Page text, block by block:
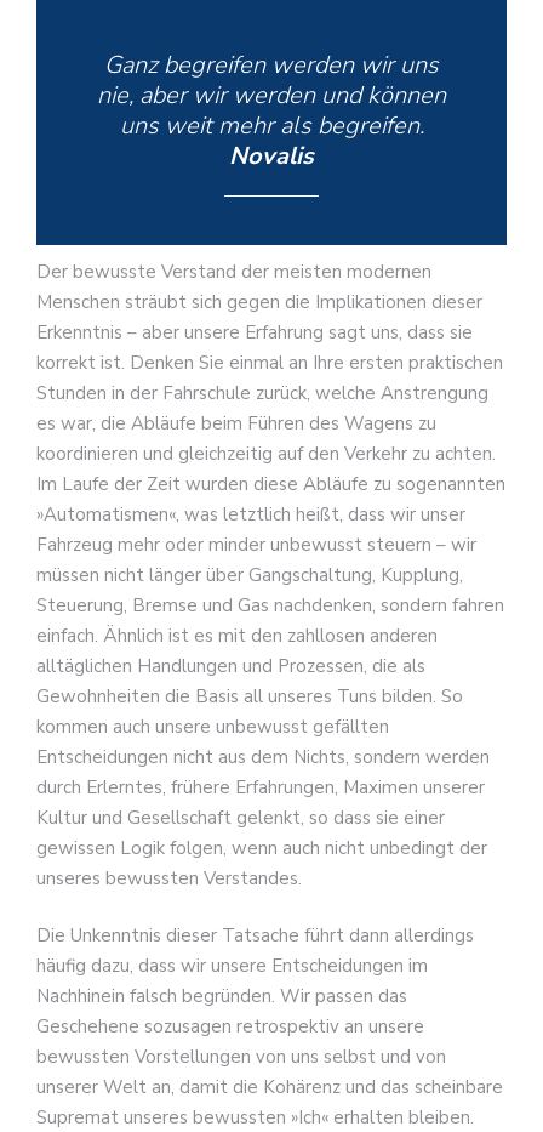
Ganz begreifen werden wir uns
nie, aber wir werden und können
uns weit mehr als begreifen.
Novalis
Der bewusste Verstand der meisten modernen
Menschen sträubt sich gegen die Implikationen dieser
Erkenntnis – aber unsere Erfahrung sagt uns, dass sie
korrekt ist. Denken Sie einmal an Ihre ersten praktischen
Stunden in der Fahrschule zurück, welche Anstrengung
es war, die Abläufe beim Führen des Wagens zu
koordinieren und gleichzeitig auf den Verkehr zu achten.
Im Laufe der Zeit wurden diese Abläufe zu sogenannten
»Automatismen«, was letztlich heißt, dass wir unser
Fahrzeug mehr oder minder unbewusst steuern – wir
müssen nicht länger über Gangschaltung, Kupplung,
Steuerung, Bremse und Gas nachdenken, sondern fahren
einfach. Ähnlich ist es mit den zahllosen anderen
alltäglichen Handlungen und Prozessen, die als
Gewohnheiten die Basis all unseres Tuns bilden. So
kommen auch unsere unbewusst gefällten
Entscheidungen nicht aus dem Nichts, sondern werden
durch Erlerntes, frühere Erfahrungen, Maximen unserer
Kultur und Gesellschaft gelenkt, so dass sie einer
gewissen Logik folgen, wenn auch nicht unbedingt der
unseres bewussten Verstandes.
Die Unkenntnis dieser Tatsache führt dann allerdings
häufig dazu, dass wir unsere Entscheidungen im
Nachhinein falsch begründen. Wir passen das
Geschehene sozusagen retrospektiv an unsere
bewussten Vorstellungen von uns selbst und von
unserer Welt an, damit die Kohärenz und das scheinbare
Supremat unseres bewussten »Ich« erhalten bleiben.